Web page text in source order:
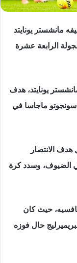
مانشستر يونايتد
الجولة الرابعة عشرة
يونايتد، هدف
58، قبل أن ينجح سونجوتو ماجاسا في
هدف الانتصار
من مدافعي الضيوف، وسدد كرة
حيث كان
حال فوزه